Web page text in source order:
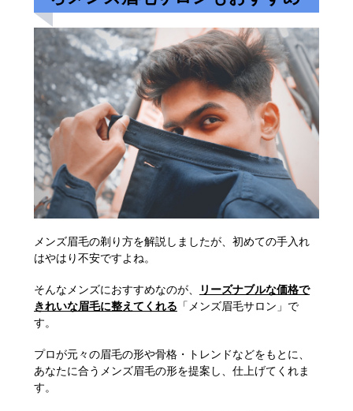
メンズ眉毛の剃り方を解説しましたが、初めての手入れ
はやはり不安ですよね。
そんなメンズにおすすめなのが、
リーズナブルな価格で
きれいな眉毛に整えてくれる 「メンズ眉毛サロン」で
す。
プロが元々の眉毛の形や骨格・トレンドなどをもとに、
あなたに合うメンズ眉毛の形を提案し、仕上げてくれま
す。